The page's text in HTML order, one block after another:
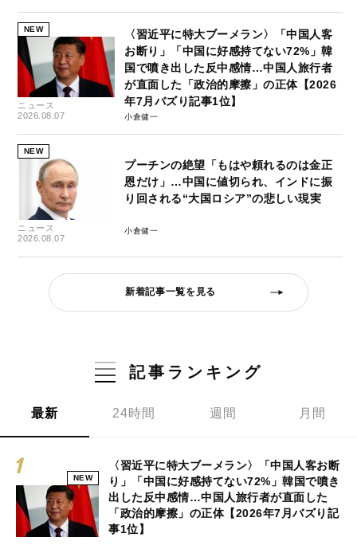
NEW
ニュース
2026.08.07
〈習近平に特大ブーメラン〉「中国人客
お断り」「中国に好感持てない72%」韓
国で噴き出した反中感情…中国人旅行者
が直面した「政治的摩擦」の正体【2026
年7月バズり記事1位】
小倉健一
NEW
ニュース
2026.08.07
プーチンの絶望「もはや頼れるのは金正
恩だけ」…中国に値切られ、インドに振
り回される“大国ロシア”の悲しい現実
小倉健一
新着記事一覧を見る
記事ランキング
最新 24時間 週間 月間
NEW
〈習近平に特大ブーメラン〉「中国人客お断
り」「中国に好感持てない72%」韓国で噴き
出した反中感情…中国人旅行者が直面した
「政治的摩擦」の正体【2026年7月バズり記
事1位】